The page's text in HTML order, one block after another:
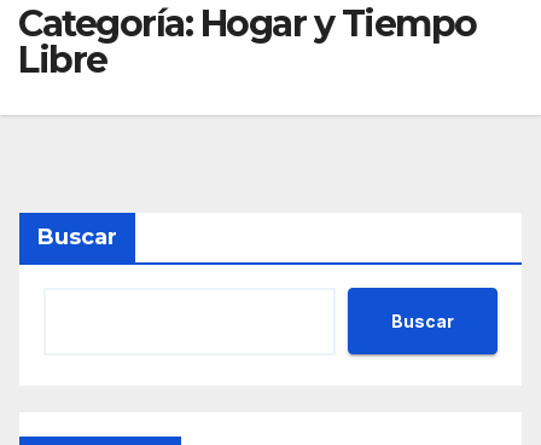
Categoría: Hogar y Tiempo
Libre
Buscar
Buscar